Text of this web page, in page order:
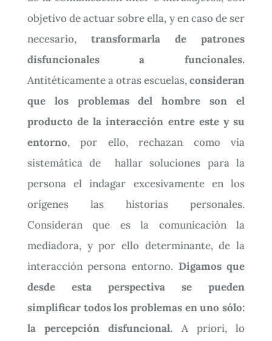
objetivo de actuar sobre ella, y en caso de ser
necesario, transformarla de patrones
disfuncionales a funcionales.
Antitéticamente a otras escuelas,consideran
que los problemas del hombre son el
producto de la interacción entre este y su
entorno, por ello, rechazan como vía
sistemática de hallar soluciones para la
persona el indagar excesivamente en los
orígenes las historias personales.
Consideran que es la comunicación la
mediadora, y por ello determinante, de la
interacción persona entorno. Digamos que
desde esta perspectiva se pueden
simplificar todos los problemas en uno sólo:
la percepción disfuncional. A priori, lo